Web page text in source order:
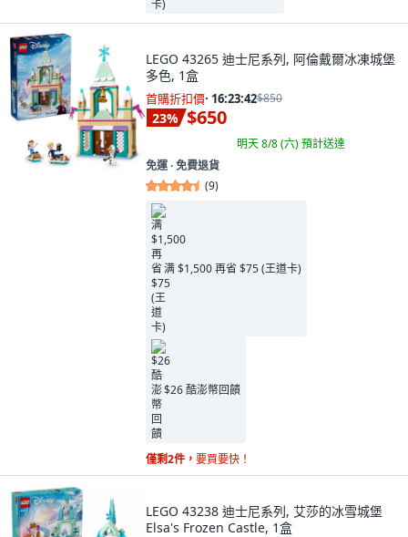
LEGO 43265 迪士尼系列, 阿倫戴爾冰凍城堡
多色, 1盒
首購折扣價· 16:23:41$850
23% $650
明天 8/8 (六)預計送達
免運 ∙ 免費退貨
(9)
满 $1,500 再省 $75 (王道卡)
$26 酷澎幣回饋
僅剩2件， 要買要快！
LEGO 43238 迪士尼系列, 艾莎的冰雪城堡
Elsa's Frozen Castle, 1盒